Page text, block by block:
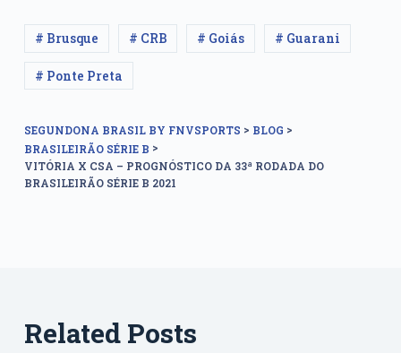
# Brusque # CRB # Goiás # Guarani
# Ponte Preta
SEGUNDONA BRASIL BY FNVSPORTS > BLOG >
BRASILEIRÃO SÉRIE B >
VITÓRIA X CSA – PROGNÓSTICO DA 33ª RODADA DO
BRASILEIRÃO SÉRIE B 2021
Related Posts